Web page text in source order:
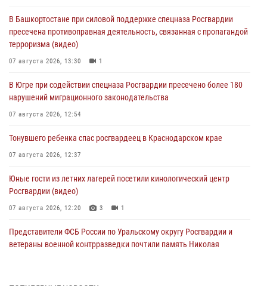
В Башкортостане при силовой поддержке спецназа Росгвардии
пресечена противоправная деятельность, связанная с пропагандой
терроризма (видео)
07 августа 2026, 13:30 1
В Югре при содействии спецназа Росгвардии пресечено более 180
нарушений миграционного законодательства
07 августа 2026, 12:54
Тонувшего ребенка спас росгвардеец в Краснодарском крае
07 августа 2026, 12:37
Юные гости из летних лагерей посетили кинологический центр
Росгвардии (видео)
07 августа 2026, 12:20 3 1
Представители ФСБ России по Уральскому округу Росгвардии и
ветераны военной контрразведки почтили память Николая